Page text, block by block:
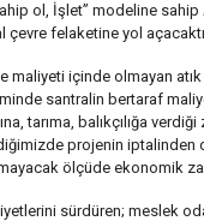
ol, İşlet” modeline sahip
felaketine yol
içinde olmayan atık
santralin bertaraf
tarıma, balıkçılığa
projenin iptalinden
ölçüde ekonomik
sürdüren; meslek